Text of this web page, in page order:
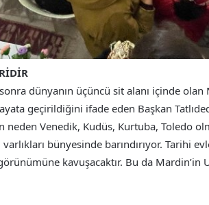
dünyanın üçüncü sit alanı içinde
geçirildiğini ifade eden Başkan
neden Venedik, Kudüs, Kurtuba, Toledo
bünyesinde barındırıyor. Tarihi
kavuşacaktır. Bu da Mardin’in